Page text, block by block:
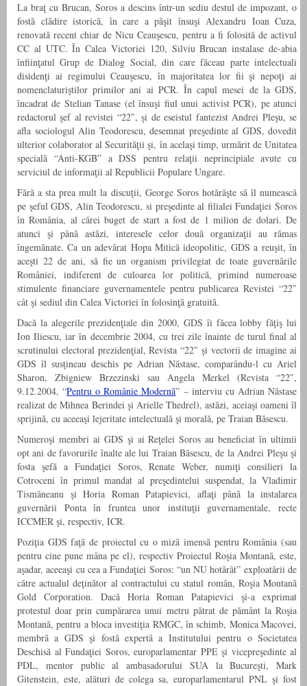
La braţ cu Brucan, Soros a descins într-un sediu destul de impozant, o
fostă clădire istorică, în care a păşit însuşi Alexandru Ioan Cuza,
renovată recent chiar de Nicu Ceauşescu, pentru a fi folosită de activul
CC al UTC. În Calea Victoriei 120, Silviu Brucan instalase de-abia
înfiinţatul Grup de Dialog Social, din care făceau parte intelectuali
disidenţi ai regimului Ceauşescu, în majoritatea lor fii şi nepoţi ai
nomenclaturiştilor primilor ani ai PCR. În capul mesei de la GDS,
încadrat de Stelian Tanase (el însuşi fiul unui activist PCR), pe atunci
redactorul şef al revistei “22″, şi de eseistul fantezist Andrei Pleşu, se
afla sociologul Alin Teodorescu, desemnat preşedinte al GDS, dovedit
ulterior colaborator al Securităţii şi, în acelaşi timp, urmărit de Unitatea
specială “Anti-KGB” a DSS pentru relaţii neprincipiale avute cu
serviciul de informaţii al Republicii Populare Ungare.
Fără a sta prea mult la discuţii, George Soros hotărăşte să îl numească
pe şeful GDS, Alin Teodorescu, si preşedinte al filialei Fundaţiei Soros
în România, al cărei buget de start a fost de 1 milion de dolari. De
atunci şi până astăzi, interesele celor două organizaţii au rămas
îngemănate. Ca un adevărat Hopa Mitică ideopolitic, GDS a reuşit, în
aceşti 22 de ani, să fie un organism privilegiat de toate guvernările
României, indiferent de culoarea lor politică, primind numeroase
stimulente financiare guvernamentele pentru publicarea Revistei “22″
cât şi sediul din Calea Victoriei în folosinţă gratuită.
Dacă la alegerile prezidenţiale din 2000, GDS îi făcea lobby făţiş lui
Ion Iliescu, iar în decembrie 2004, cu trei zile înainte de turul final al
scrutinului electoral prezidenţial, Revista “22″ şi vectorii de imagine ai
GDS îl susţineau deschis pe Adrian Năstase, comparându-l cu Ariel
Sharon, Zbigniew Brzezinski sau Angela Merkel (Revista “22″,
9.12.2004, “Pentru o Românie Modernă” – interviu cu Adrian Năstase
realizat de Mihnea Berindei şi Arielle Thedrel), astăzi, aceiaşi oameni îl
sprijină, cu aceeaşi lejeritate intelectuală şi morală, pe Traian Băsescu.
Numeroşi membri ai GDS şi ai Reţelei Soros au beneficiat în ultimii
opt ani de favorurile înalte ale lui Traian Băsescu, de la Andrei Pleşu şi
fosta şefă a Fundaţiei Soros, Renate Weber, numiţi consilieri la
Cotroceni în primul mandat al preşedintelui suspendat, la Vladimir
Tismăneanu şi Horia Roman Patapievici, aflaţi până la instalarea
guvernării Ponta în fruntea unor instituţii guvernamentale, recte
ICCMER şi, respectiv, ICR.
Poziţia GDS faţă de proiectul cu o miză imensă pentru România (sau
pentru cine pune mâna pe el), respectiv Proiectul Roşia Montană, este,
aşadar, aceeaşi cu cea a Fundaţiei Soros: “un NU hotărât” exploatării de
către actualul deţinător al contractului cu statul român, Roşia Montană
Gold Corporation. Dacă Horia Roman Patapievici şi-a exprimat
protestul doar prin cumpărarea unui metru pătrat de pământ la Roşia
Montană, pentru a bloca investiţia RMGC, în schimb, Monica Macovei,
membră a GDS şi fostă expertă a Institutului pentru o Societatea
Deschisă al Fundaţiei Soros, europarlamentar PPE şi vicepreşedinte al
PDL, mentor public al ambasadorului SUA la Bucureşti, Mark
Gitenstein, este, alături de colega sa, europarlamentarul PNL şi fost